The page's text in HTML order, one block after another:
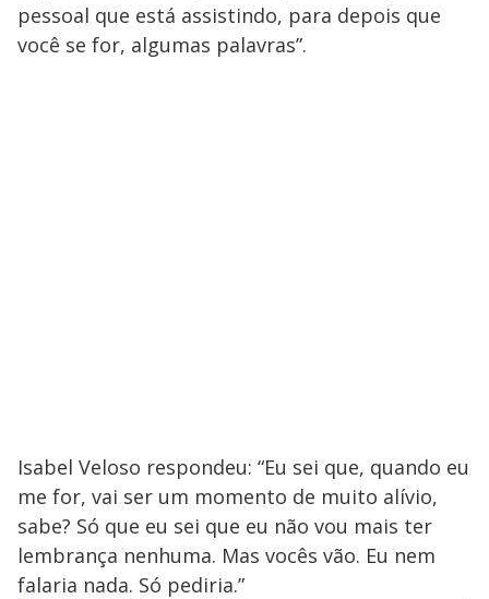
pessoal que está assistindo, para depois que
você se for, algumas palavras”.
Isabel Veloso respondeu: “Eu sei que, quando eu
me for, vai ser um momento de muito alívio,
sabe? Só que eu sei que eu não vou mais ter
lembrança nenhuma. Mas vocês vão. Eu nem
falaria nada. Só pediria.”